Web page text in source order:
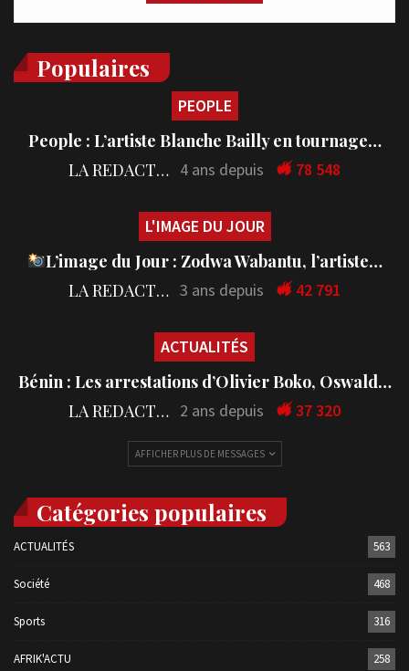
Populaires
PEOPLE
People : L’artiste Blanche Bailly en tournage…
LA REDACTION 4 ans depuis 78 548
L'IMAGE DU JOUR
L’image du Jour : Zodwa Wabantu, l’artiste…
LA REDACTION 3 ans depuis 42 791
ACTUALITÉS
Bénin : Les arrestations d’Olivier Boko, Oswald…
LA REDACTION 2 ans depuis 37 320
AFFICHER PLUS DE MESSAGES
Catégories populaires
ACTUALITÉS 563
Société 468
Sports 316
AFRIK'ACTU 258